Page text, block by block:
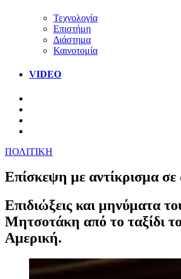
Τεχνολογία
Επιστήμη
Διάστημα
Καινοτομία
VIDEO
ΠΟΛΙΤΙΚΗ
Επίσκεψη με αντίκρισμα
Επιδιώξεις και μηνύματα
Μητσοτάκη από το ταξίδι
Αμερική.